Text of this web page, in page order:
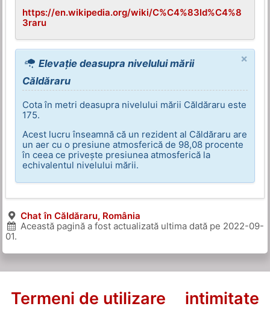
https://en.wikipedia.org/wiki/C%C4%83ld%C4%8
3raru
×
Elevație deasupra nivelului mării
Căldăraru
Cota în metri deasupra nivelului mării Căldăraru este
175.
Acest lucru înseamnă că un rezident al Căldăraru are
un aer cu o presiune atmosferică de 98,08 procente
în ceea ce privește presiunea atmosferică la
echivalentul nivelului mării.
Chat în Căldăraru, România
Această pagină a fost actualizată ultima dată pe 2022-09-
01.
Termeni de utilizare intimitate